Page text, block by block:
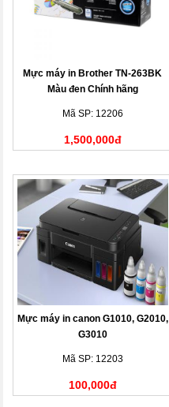
Mực máy in Brother TN-263BK
Màu đen Chính hãng
Mã SP: 12206
1,500,000đ
Mực máy in canon G1010, G2010,
G3010
Mã SP: 12203
100,000đ